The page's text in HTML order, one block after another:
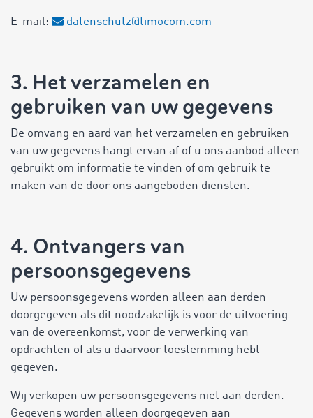
E-mail: datenschutz@timocom.com
3. Het verzamelen en
gebruiken van uw gegevens
De omvang en aard van het verzamelen en gebruiken
van uw gegevens hangt ervan af of u ons aanbod alleen
gebruikt om informatie te vinden of om gebruik te
maken van de door ons aangeboden diensten.
4. Ontvangers van
persoonsgegevens
Uw persoonsgegevens worden alleen aan derden
doorgegeven als dit noodzakelijk is voor de uitvoering
van de overeenkomst, voor de verwerking van
opdrachten of als u daarvoor toestemming hebt
gegeven.
Wij verkopen uw persoonsgegevens niet aan derden.
Gegevens worden alleen doorgegeven aan